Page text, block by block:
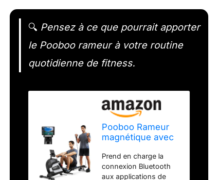
🔍 Pensez à ce que pourrait apporter
le Pooboo rameur à votre routine
quotidienne de fitness.
Pooboo Rameur
magnétique avec
Charge de 163,3
kg, Rower Pliable
avec Exercices de
Prend en charge la
connexion Bluetooth
aux applications de